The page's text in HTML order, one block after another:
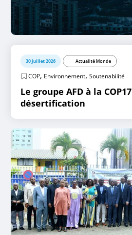
30 juillet 2026 Actualité Monde
COP, Environnement,Soutenabilité
Le groupe AFD à la
désertification